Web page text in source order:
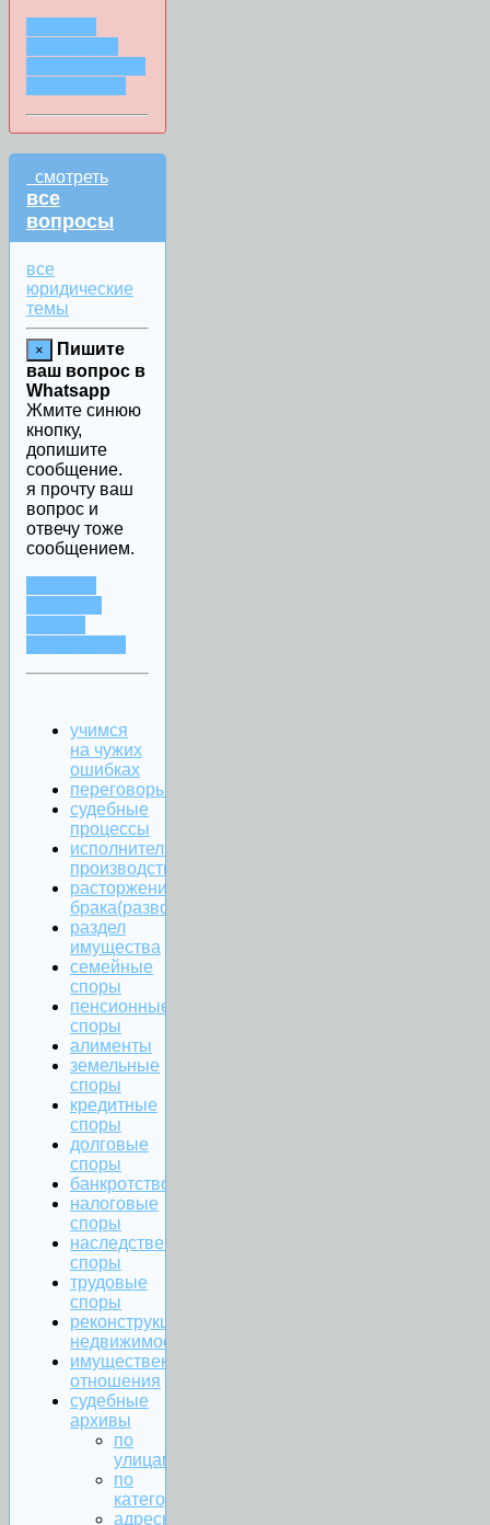
смотреть
все
вопросы
все
юридические
темы
×
Пишите
ваш вопрос в
Whatsapp
Жмите синюю
кнопку,
допишите
сообщение.
я прочту ваш
вопрос и
отвечу тоже
сообщением.
учимся
на чужих
ошибках
переговоры
судебные
процессы
исполнительное
производство
расторжение
брака(развод)
раздел
имущества
семейные
споры
пенсионные
споры
алименты
земельные
споры
кредитные
споры
долговые
споры
банкротство
налоговые
споры
наследственные
споры
трудовые
споры
реконструкция
недвижимости
имущественные
отношения
судебные
архивы
по
улицам
по
категориям
адресная